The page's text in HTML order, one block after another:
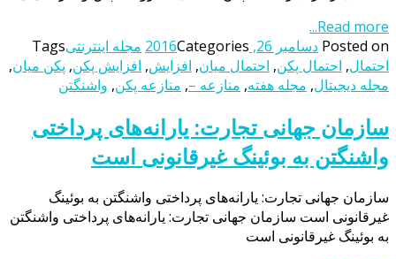
Read more...
Posted on دسامبر 26, 2016 Categories مجله اینترنتیTags
احتمال, احتمال پکن, احتمال میان, افزایش, افزایش پکن, پکن میان,
مجله دیجیتال, مجله هفته, منازعه –, منازعه پکن, واشنگتن
سازمان جهانی تجارت: یارانه‌های پرداختی
واشنگتن به بوئینگ غیرقانونی است
سازمان جهانی تجارت: یارانه‌های پرداختی واشنگتن به بوئینگ
غیرقانونی است سازمان جهانی تجارت: یارانه‌های پرداختی واشنگتن
به بوئینگ غیرقانونی است